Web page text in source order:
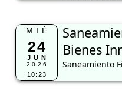
MIÉ
24
JUN
2026
10:23
Bienes
Saneamiento